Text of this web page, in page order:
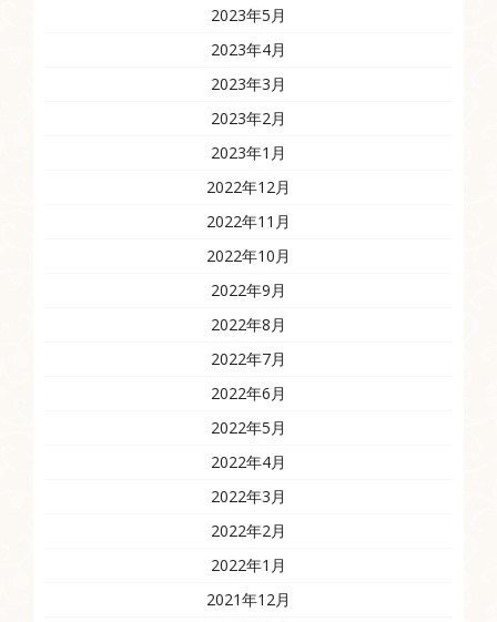
2023年5月
2023年4月
2023年3月
2023年2月
2023年1月
2022年12月
2022年11月
2022年10月
2022年9月
2022年8月
2022年7月
2022年6月
2022年5月
2022年4月
2022年3月
2022年2月
2022年1月
2021年12月